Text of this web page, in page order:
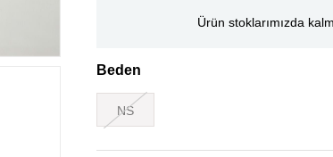
Ürün stoklarımızda
Beden
NS